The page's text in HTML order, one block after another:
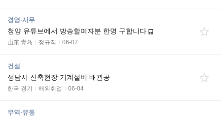
경영·사무
청양 유튜브에서 방송할여자분 한명 구합니다
山东 青岛 정규직 06-07
건설
성남시 신축현장 기계설비 배관공
한국 경기 해외취업 06-04
무역·유통